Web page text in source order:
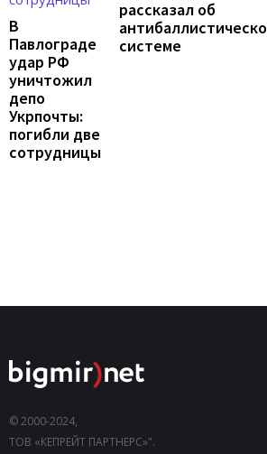
В
Павлограде
удар РФ
уничтожил
депо
Укрпочты:
погибли две
сотрудницы
рассказал об
системе
© 2000-2024,
ТОВ «КЕПРЕЙТ ПАРТНЕРС»".